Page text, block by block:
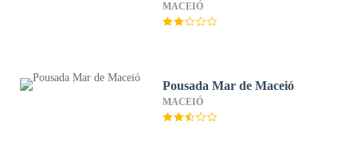
MACEIÓ
Pousada Mar de Maceió
MACEIÓ